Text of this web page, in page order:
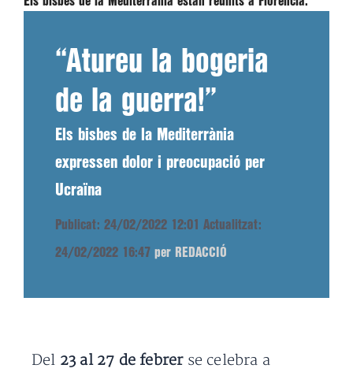
“Atureu la bogeria
de la guerra!”
Els bisbes de la Mediterrània
expressen dolor i preocupació per
Ucraïna
Publicat: 24/02/2022 12:01 Actualitzat:
24/02/2022 16:47 per REDACCIÓ
Del 23 al 27 de febrer se celebra a